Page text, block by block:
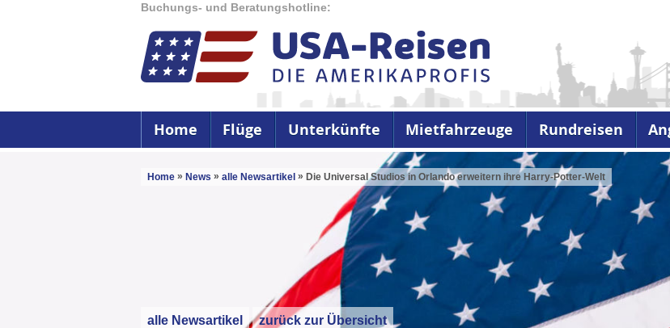
Buchungs- und Beratungshotline:
Home Flüge Unterkünfte Mietfahrzeuge Rundreisen
Home » News » alle Newsartikel » Die Universal Studios in Orlando erweitern ihre Harry-Potter-Welt
alle Newsartikel zurück zur Übersicht